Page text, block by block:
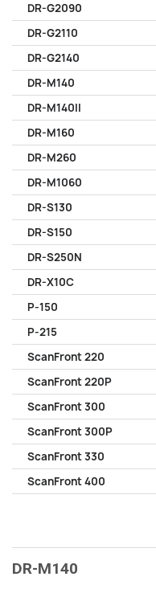
DR-G2090
DR-G2110
DR-G2140
DR-M140
DR-M140II
DR-M160
DR-M260
DR-M1060
DR-S130
DR-S150
DR-S250N
DR-X10C
P-150
P-215
ScanFront 220
ScanFront 220P
ScanFront 300
ScanFront 300P
ScanFront 330
ScanFront 400
DR-M140